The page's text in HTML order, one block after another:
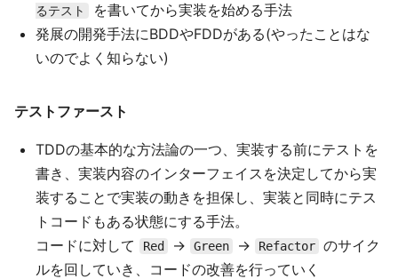
るテスト
を書いてから実装を始める手法
発展の開発手法にBDDやFDDがある(やったことはな
いのでよく知らない)
テストファースト
TDDの基本的な方法論の一つ、実装する前にテストを
書き、実装内容のインターフェイスを決定してから実
装することで実装の動きを担保し、実装と同時にテス
トコードもある状態にする手法。
コードに対して
Red → Green → Refactor のサイク
ルを回していき、コードの改善を行っていく